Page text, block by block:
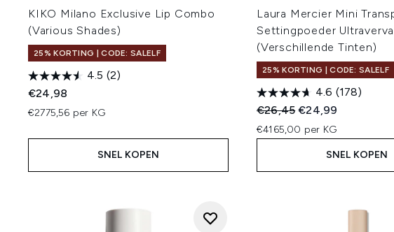
KIKO Milano Exclusive Lip Combo
(Various Shades)
25% KORTING | CODE: SALELF
4.5 (2)
€24,98
€2775,56 per KG
SNEL KOPEN
Laura Mercier Mini
Settingpoeder
(Verschillende Tinten)
25% KORTING | CODE: SALELF
4.6 (178)
Recommended Retail
€26,45Huidige prijs:
€24,99
€4165,00 per KG
SNEL KOPEN